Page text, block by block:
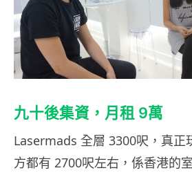
九十後集資，月租 9萬
Lasermads 全層 3300呎，真正
方都有 2700呎左右，係香港的